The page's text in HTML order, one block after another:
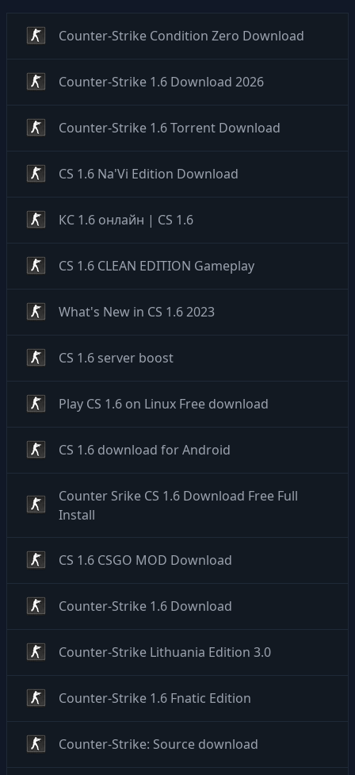
Counter-Strike Condition Zero Download
Counter-Strike 1.6 Download 2026
Counter-Strike 1.6 Torrent Download
CS 1.6 Na'Vi Edition Download
КС 1.6 онлайн | CS 1.6
CS 1.6 CLEAN EDITION Gameplay
What's New in CS 1.6 2023
CS 1.6 server boost
Play CS 1.6 on Linux Free download
CS 1.6 download for Android
Counter Srike CS 1.6 Download Free Full
Install
CS 1.6 CSGO MOD Download
Counter-Strike 1.6 Download
Counter-Strike Lithuania Edition 3.0
Counter-Strike 1.6 Fnatic Edition
Counter-Strike: Source download